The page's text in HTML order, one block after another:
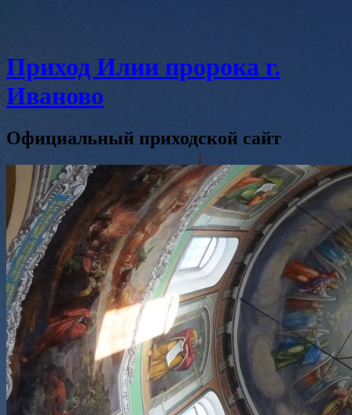
Приход Илии пророка г.
Иваново
Официальный приходской сайт